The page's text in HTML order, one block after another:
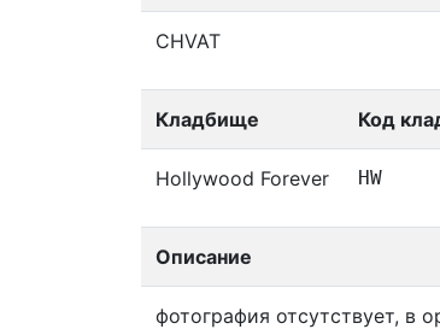
CHVAT
Кладбище Код
Hollywood Forever HW
Описание
фотография отсутствует, в